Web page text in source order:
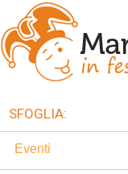
SFOGLIA:
Eventi